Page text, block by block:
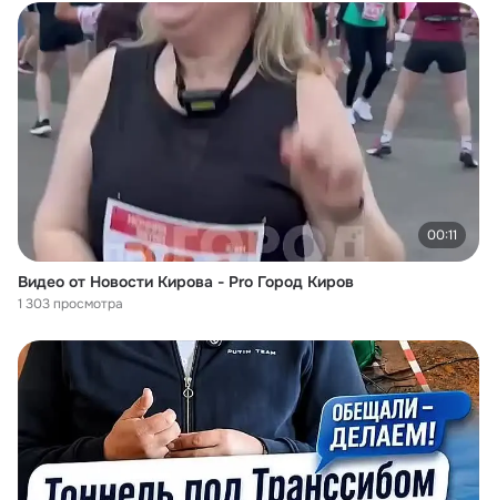
00:11
Видео от Новости Кирова - Pro Город Киров
1 303 просмотра